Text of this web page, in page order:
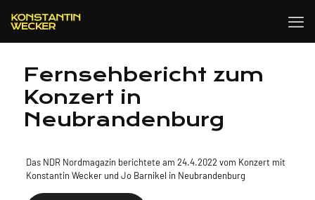
Fernsehbericht zum
Konzert in
Neubrandenburg
Das NDR Nordmagazin berichtete am 24.4.2022 vom Konzert mit
Konstantin Wecker und Jo Barnikel in Neubrandenburg